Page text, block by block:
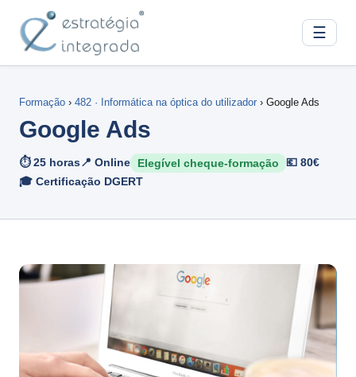
☰
Formação › 482 · Informática na óptica do utilizador › Google Ads
Google Ads
⏱ 25 horas📍 Online Elegível cheque-formação
💶 80€
🎓 Certificação DGERT